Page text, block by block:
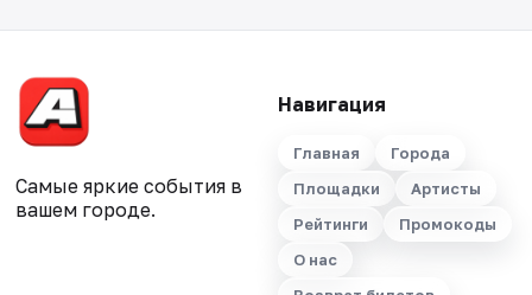
Самые яркие события в
вашем городе.
Навигация
Главная
Города
Площадки
Артисты
Рейтинги
Промокоды
О нас